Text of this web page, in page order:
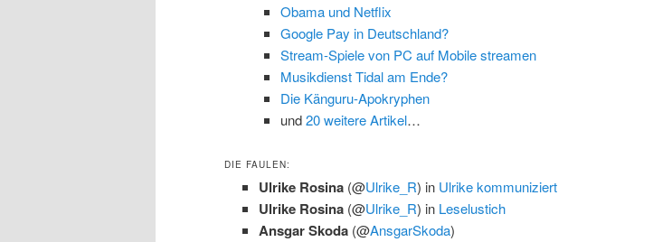
Obama und Netflix
Google Pay in Deutschland?
Stream-Spiele von PC auf Mobile streamen
Musikdienst Tidal am Ende?
Die Känguru-Apokryphen
und20 weitere Artikel…
DIE FAULEN:
Ulrike Rosina (@Ulrike_R) in Ulrike kommuniziert
Ulrike Rosina (@Ulrike_R) in Leselustich
Ansgar Skoda (@AnsgarSkoda)